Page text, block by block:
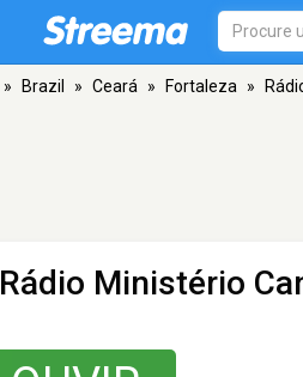
» Brazil » Ceará » Fortaleza »
Rádio Ministério